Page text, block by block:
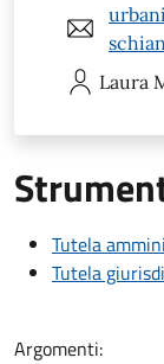
Laura
Tutela
Tutela
Argomenti: